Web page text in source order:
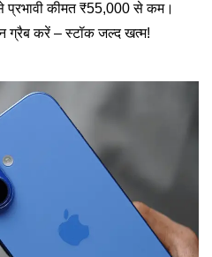
कीमत ₹55,000 से कम।
ग्रैब करें – स्टॉक जल्द खत्म!